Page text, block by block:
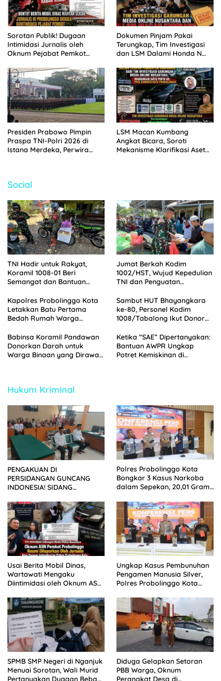
Sorotan Publik! Dugaan
Intimidasi Jurnalis oleh
Oknum Pejabat Pemkot
Dokumen Pinjam Pakai
Terungkap, Tim Investigasi
dan LSM Dalami Honda N
Probolinggo
Presiden Prabowo Pimpin
Praspa TNI-Polri 2026 di
Istana Merdeka, Perwira
LSM Macan Kumbang
Angkat Bicara, Soroti
Mekanisme Klarifikasi Aset
Social
TNI Hadir untuk Rakyat,
Koramil 1008-01 Beri
Semangat dan Bantuan
Jumat Berkah Kodim
1002/HST, Wujud Kepedulian
TNI dan Penguatan
Kapolres Probolinggo Kota
Letakkan Batu Pertama
Bedah Rumah Warga
HUT Bhayangkara ke-80
Sambut HUT Bhayangkara
ke-80, Personel Kodim
1008/Tabalong Ikut Donor
Babinsa Koramil Pandawan
Donorkan Darah untuk
Warga Binaan yang Dirawat
Ketika “SAE” Dipertanyakan:
Bantuan AWPR Ungkap
Potret Kemiskinan di
Hukum Kriminal
PENGAKUAN DI
PERSIDANGAN GUNCANG
INDONESIA! SIDANG
KELUARGA KORBAN
MENGAMUK DI PN MALANG
Polres Probolinggo Kota
Bongkar 3 Kasus Narkoba
dalam Sepekan, 20,01 Gram
Usai Berita Mobil Dinas,
Wartawati Mengaku
Diintimidasi oleh Oknum ASN
Tempuh Jalur Hukum
Ungkap Kasus Pembunuhan
Pengamen Manusia Silver,
Polres Probolinggo Kota
SPMB SMP Negeri di Nganjuk
Menuai Sorotan, Wali Murid
Pertanyakan Dugaan Beban
Diduga Gelapkan Setoran
PBB Warga, Oknum
Perangkat Desa di